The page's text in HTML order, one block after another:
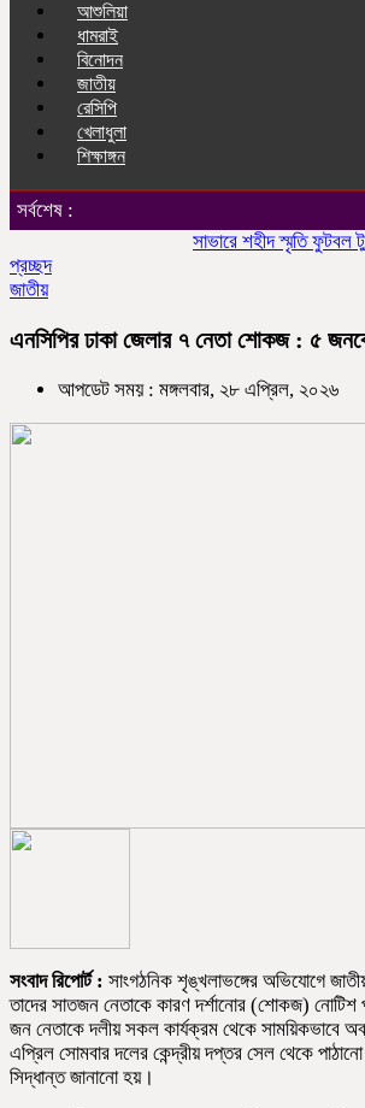
আশুলিয়া
ধামরাই
বিনোদন
জাতীয়
রেসিপি
খেলাধুলা
শিক্ষাঙ্গন
সর্বশেষ :
সাভারে শহীদ স্মৃতি ফুটবল
প্রচ্ছদ
জাতীয়
এনসিপির ঢাকা জেলার ৭ নেতা শোকজ : ৫
আপডেট সময় : মঙ্গলবার, ২৮ এপ্রিল, ২০২৬
সংবাদ রিপোর্ট : সাংগঠনিক শৃঙ্খলাভঙ্গের অভিযোগে
তাদের সাতজন নেতাকে কারণ দর্শানোর (শোকজ)
জন নেতাকে দলীয় সকল কার্যক্রম থেকে সাময়িকভাবে
এপ্রিল সোমবার দলের কেন্দ্রীয় দপ্তর সেল থেকে
সিদ্ধান্ত জানানো হয়।